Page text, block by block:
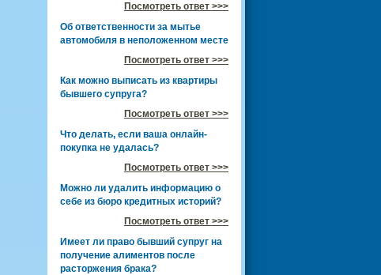
Посмотреть ответ >>>
Об ответственности за мытье
автомобиля в неположенном месте
Посмотреть ответ >>>
Как можно выписать из квартиры
бывшего супруга?
Посмотреть ответ >>>
Что делать, если ваша онлайн-
покупка не удалась?
Посмотреть ответ >>>
Можно ли удалить информацию о
себе из бюро кредитных историй?
Посмотреть ответ >>>
Имеет ли право бывший супруг на
получение алиментов после
расторжения брака?